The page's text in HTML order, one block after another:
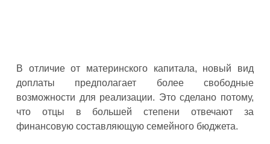
В отличие от материнского капитала, новый вид
доплаты предполагает более свободные
возможности для реализации. Это сделано потому,
что отцы в большей степени отвечают за
финансовую составляющую семейного бюджета.